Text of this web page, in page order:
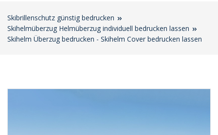
Skibrillenschutz günstig bedrucken
Skihelmüberzug Helmüberzug individuell bedrucken lassen
Skihelm Überzug bedrucken - Skihelm Cover bedrucken lassen